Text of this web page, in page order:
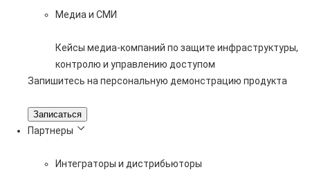
Медиа и СМИ
Кейсы медиа-компаний по защите инфраструктуры,
контролю и управлению доступом
Запишитесь на персональную демонстрацию продукта
Записаться
Партнеры
Интеграторы и дистрибьюторы